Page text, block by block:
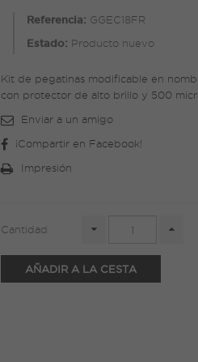
Referencia: GGEC18FR
Estado: Producto nuevo
Kit de pegatinas modificable en
con protector de alto brillo y 500
Enviar a un amigo
¡Compartir en Facebook!
Impresión
Cantidad
AÑADIR A LA CESTA